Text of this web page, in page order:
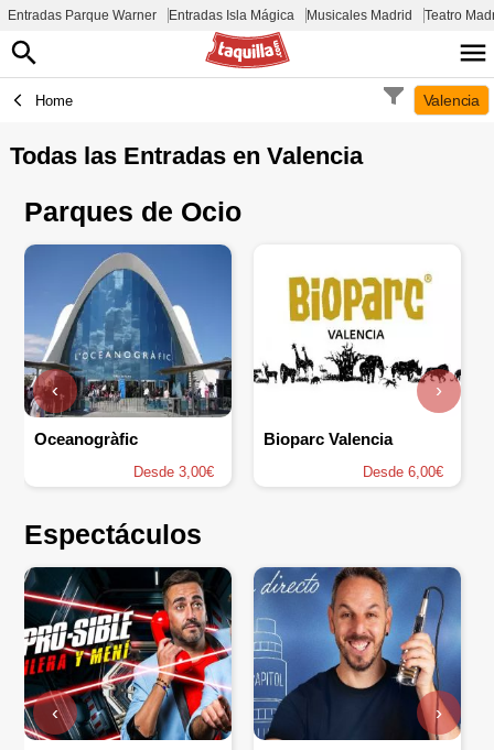
Entradas Parque Warner Entradas Isla Mágica Musicales Madrid Teatro
Home Valencia
Todas las Entradas en Valencia
Parques de Ocio
Oceanogràfic
Desde 3,00€
Bioparc Valencia
Desde 6,00€
‹ ›
Espectáculos
‹ ›